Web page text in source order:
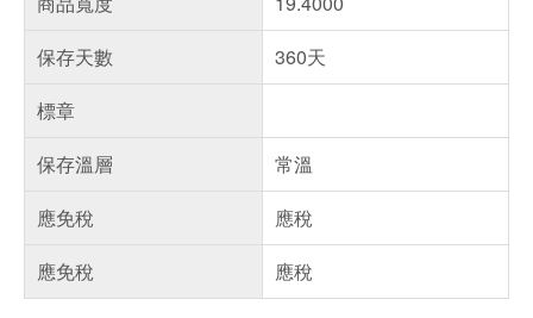
保存天數
360天
標章
保存溫層
常溫
應免稅
應稅
應免稅
應稅